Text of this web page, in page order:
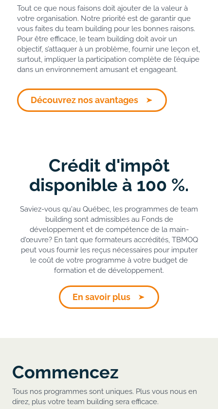
Tout ce que nous faisons doit ajouter de la valeur à
votre organisation. Notre priorité est de garantir que
vous faites du team building pour les bonnes raisons.
Pour être efficace, le team building doit avoir un
objectif, s’attaquer à un problème, fournir une leçon et,
surtout, impliquer la participation complète de l’équipe
dans un environnement amusant et engageant.
Découvrez nos avantages
Crédit d'impôt
disponible à 100 %.
Saviez-vous qu'au Québec, les programmes de team
building sont admissibles au Fonds de
développement et de compétence de la main-
d'œuvre? En tant que formateurs accrédités, TBMOQ
peut vous fournir les reçus nécessaires pour imputer
le coût de votre programme à votre budget de
formation et de développement.
En savoir plus
Commencez
Tous nos programmes sont uniques. Plus vous nous en
direz, plus votre team building sera efficace.